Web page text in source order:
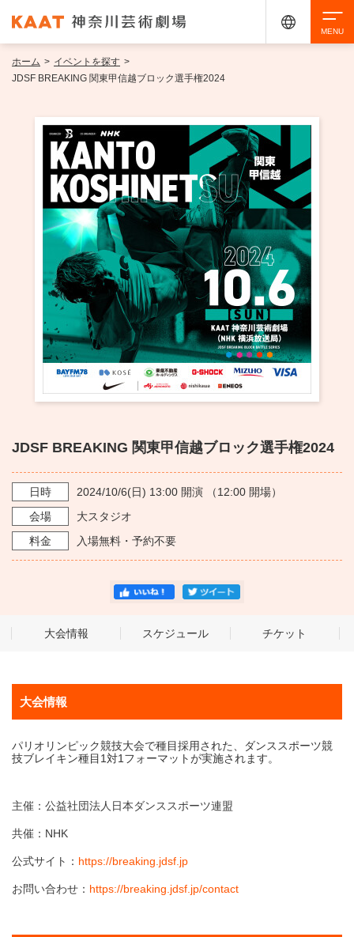
イベントを探す
・ イベント一覧
・ イベントカレンダー
ご来場案内
・ 館内サービス・アクセシビリティ
・ フロアマップ
・ レストラン/カフェ
施設を借りる
KAATについて
・ 芸術監督
・ 施設概要
・ フロアマップ
KAAT 神奈川芸術劇場
SNS
アクセシビリティ チケット購入 交通案内
ホーム > イベントを探す >
JDSF BREAKING 関東甲信越ブロック選手権2024
JDSF BREAKING 関東甲信越ブロック選手権2024
日時 2024/10/6(日) 13:00 開演 （12:00 開場）
会場
大スタジオ
料金
入場無料・予約不要
大会情報 スケジュール チケット
大会情報
パリオリンピック競技大会で種目採用された、ダンススポーツ競
技ブレイキン種目1対1フォーマットが実施されます。
主催：公益社団法人日本ダンススポーツ連盟
共催：NHK
公式サイト： https://breaking.jdsf.jp
お問い合わせ： https://breaking.jdsf.jp/contact